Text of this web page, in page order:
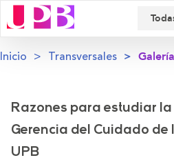
Inicio Transversales
Razones para estudiar
Gerencia del Cuidado de
UPB